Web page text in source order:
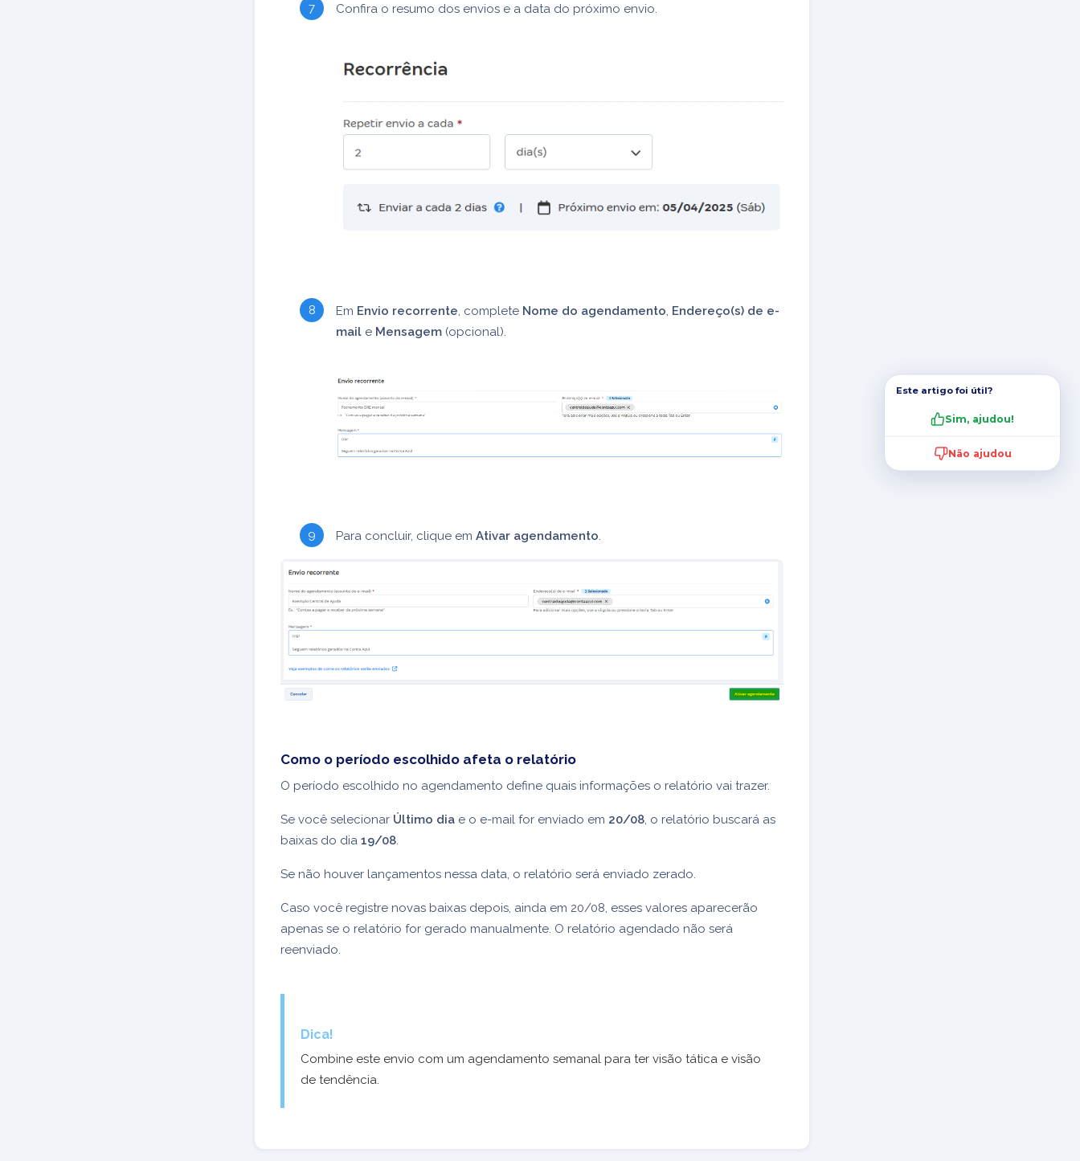
Confira o resumo dos envios e a data do próximo envio.
Em Envio recorrente, complete Nome do agendamento, Endereço(s) de e-
mail e Mensagem (opcional).
Para concluir, clique em Ativar agendamento
Como o período escolhido afeta o relatório
O período escolhido no agendamento define quais informações o relatório vai trazer.
Se você selecionar Último dia e o e-mail for enviado em 20/08, o relatório buscará as
baixas do dia 19/08.
Se não houver lançamentos nessa data, o relatório será enviado zerado.
Caso você registre novas baixas depois, ainda em 20/08, esses valores aparecerão
apenas se o relatório for gerado manualmente. O relatório agendado não será
reenviado.
Dica!
Combine este envio com um agendamento semanal para ter visão tática e visão
de tendência.
Este artigo foi útil?
Sim, ajudou!
Não ajudou